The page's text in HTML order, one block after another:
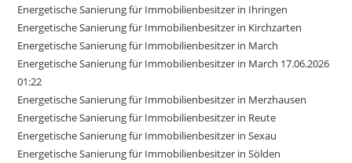
Energetische Sanierung für Immobilienbesitzer in Ihringen
Energetische Sanierung für Immobilienbesitzer in Kirchzarten
Energetische Sanierung für Immobilienbesitzer in March
Energetische Sanierung für Immobilienbesitzer in March 17.06.2026
01:22
Energetische Sanierung für Immobilienbesitzer in Merzhausen
Energetische Sanierung für Immobilienbesitzer in Reute
Energetische Sanierung für Immobilienbesitzer in Sexau
Energetische Sanierung für Immobilienbesitzer in Sölden